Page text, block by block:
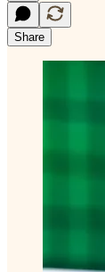
Share